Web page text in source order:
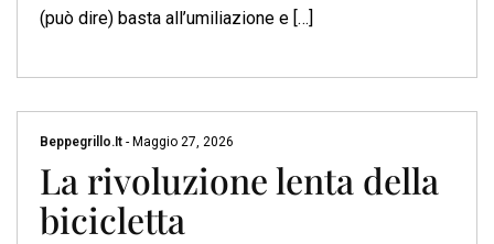
(può dire) basta all’umiliazione e […]
Beppegrillo.it - Maggio 27, 2026
La rivoluzione lenta della
bicicletta